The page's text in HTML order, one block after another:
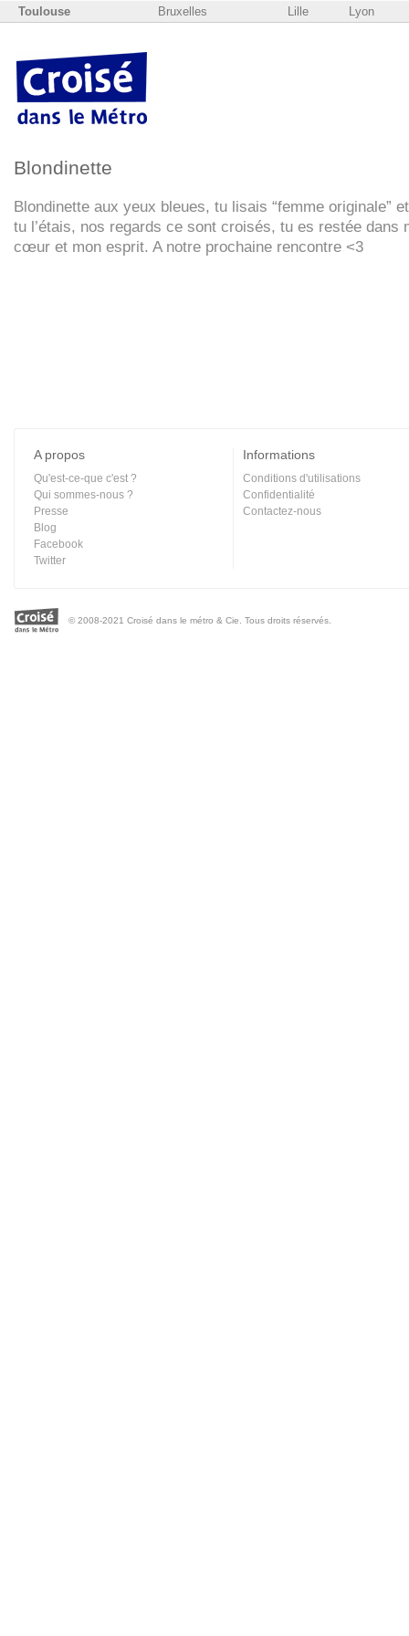
Toulouse Bruxelles Lille Lyon
Blondinette
Blondinette aux yeux bleues, tu lisais “femme originale”
tu l’étais, nos regards ce sont croisés, tu es restée dans
cœur et mon esprit. A notre prochaine rencontre <3
A propos
Qu'est-ce-que c'est ?
Qui sommes-nous ?
Presse
Blog
Facebook
Twitter
Informations
Conditions d'utilisations
Confidentialité
Contactez-nous
© 2008-2021 Croisé dans le métro & Cie. Tous droits réservés.